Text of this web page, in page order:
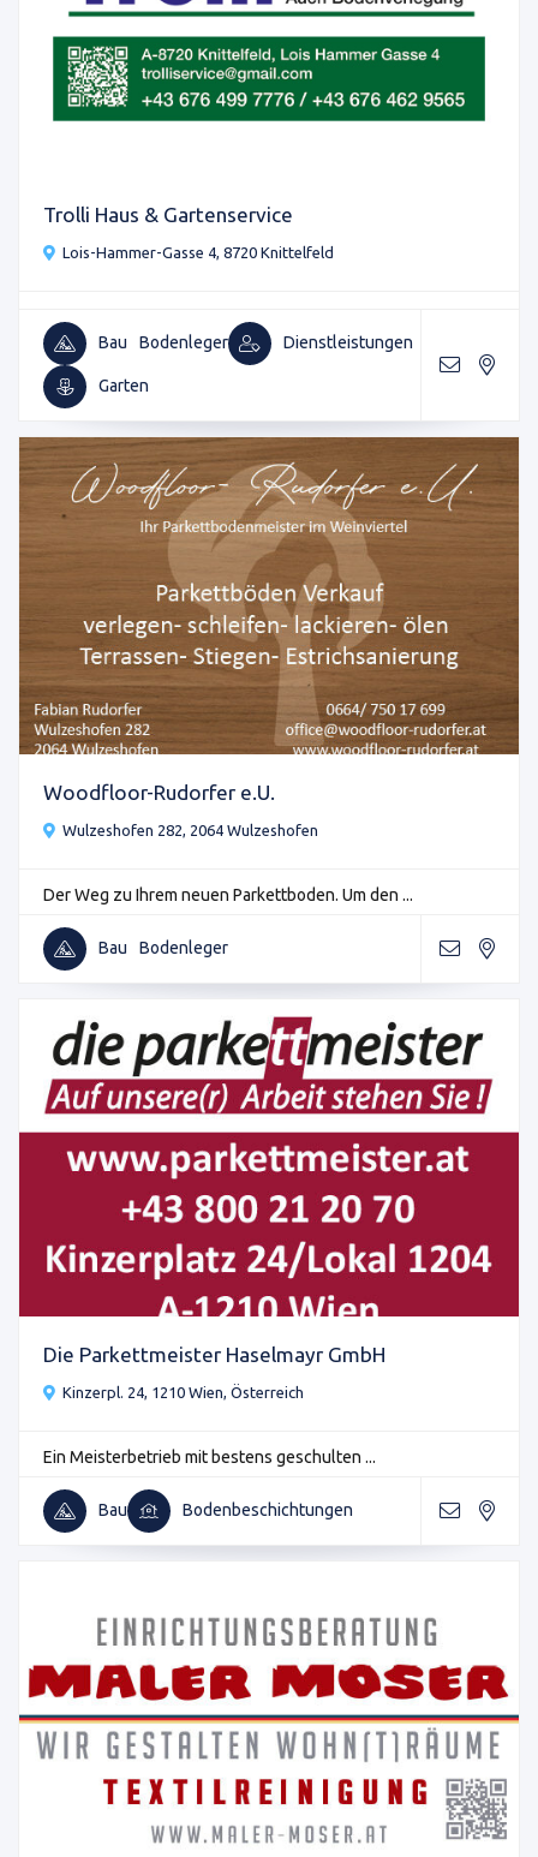
Trolli Haus & Gartenservice
Lois-Hammer-Gasse 4, 8720 Knittelfeld
Bau Bodenleger Dienstleistungen
Garten
Woodfloor-Rudorfer e.U.
Wulzeshofen 282, 2064 Wulzeshofen
Der Weg zu Ihrem neuen Parkettboden. Um den ...
Bau Bodenleger
Die Parkettmeister Haselmayr GmbH
Kinzerpl. 24, 1210 Wien, Österreich
Ein Meisterbetrieb mit bestens geschulten ...
Bau Bodenbeschichtungen